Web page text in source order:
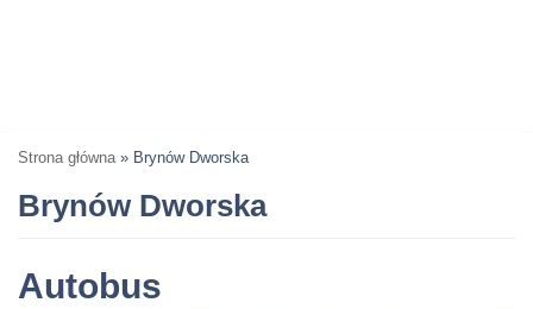
Strona główna » Brynów Dworska
Brynów Dworska
Autobus